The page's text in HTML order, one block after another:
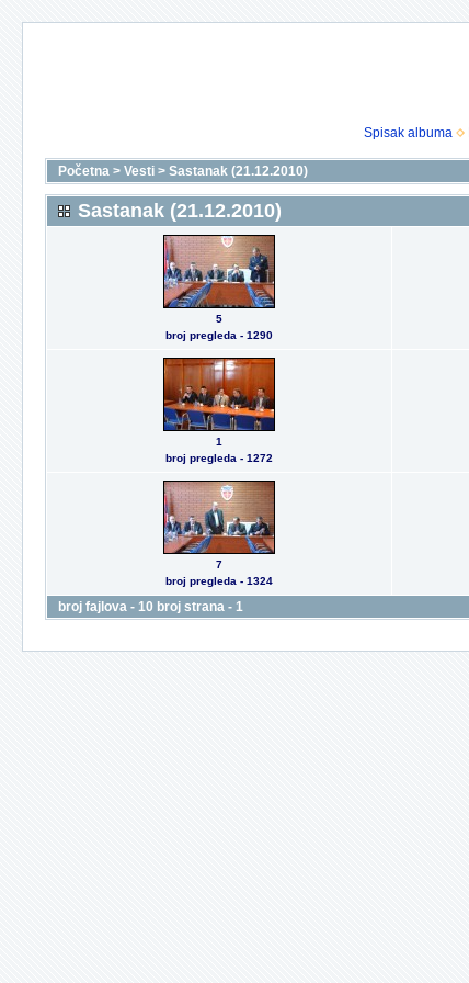
Spisak albuma
Početna > Vesti > Sastanak (21.12.2010)
Sastanak (21.12.2010)
5
broj pregleda - 1290
1
broj pregleda - 1272
7
broj pregleda - 1324
broj fajlova - 10 broj strana - 1